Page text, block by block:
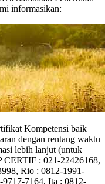
informasikan:
Kompetensi baik
dengan rentang waktu
lebih lanjut (untuk
CERTIF : 021-22426168,
Rio : 0812-1991-
7164, Ita : 0812-